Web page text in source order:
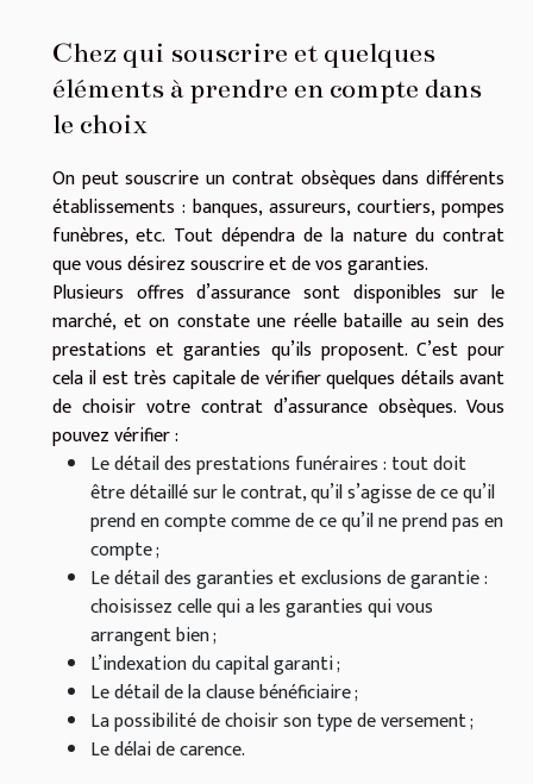
Chez qui souscrire et quelques
éléments à prendre en compte dans
le choix
On peut souscrire un contrat obsèques dans différents
établissements : banques, assureurs, courtiers, pompes
funèbres, etc. Tout dépendra de la nature du contrat
que vous désirez souscrire et de vos garanties.
Plusieurs offres d’assurance sont disponibles sur le
marché, et on constate une réelle bataille au sein des
prestations et garanties qu’ils proposent. C’est pour
cela il est très capitale de vérifier quelques détails avant
de choisir votre contrat d’assurance obsèques. Vous
pouvez vérifier :
Le détail des prestations funéraires : tout doit
être détaillé sur le contrat, qu’il s’agisse de ce qu’il
prend en compte comme de ce qu’il ne prend pas en
compte ;
Le détail des garanties et exclusions de garantie :
choisissez celle qui a les garanties qui vous
arrangent bien ;
L’indexation du capital garanti ;
Le détail de la clause bénéficiaire ;
La possibilité de choisir son type de versement ;
Le délai de carence.